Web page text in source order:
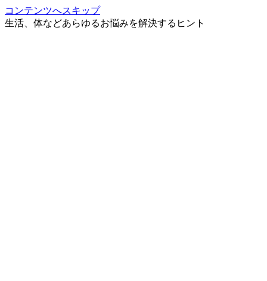
コンテンツへスキップ
生活、体などあらゆるお悩みを解決するヒント